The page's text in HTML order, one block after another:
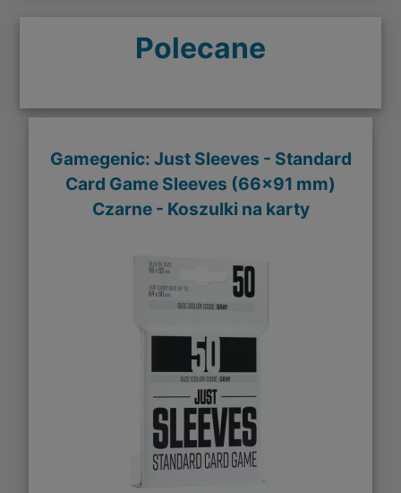
Polecane
Gamegenic: Just Sleeves - Standard
Card Game Sleeves (66x91 mm)
Czarne - Koszulki na karty